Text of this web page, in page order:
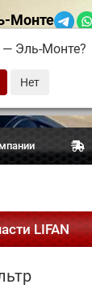
Монте
— Эль-Монте?
LIFAN